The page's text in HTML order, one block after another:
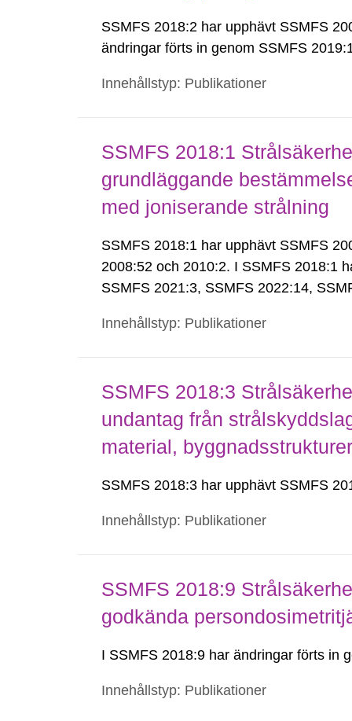
SSMFS 2018:2 har upphävt SSMFS
ändringar förts in genom SSMFS
Innehållstyp: Publikationer
SSMFS 2018:1
grundläggande
med joniserande strålning
SSMFS 2018:1 har upphävt SSMFS
2008:52 och 2010:2. I SSMFS 2018:1
SSMFS 2021:3, SSMFS 2022:14,
Innehållstyp: Publikationer
SSMFS 2018:3
undantag från
material,
SSMFS 2018:3 har upphävt SSMFS
Innehållstyp: Publikationer
SSMFS 2018:9
godkända
I SSMFS 2018:9 har ändringar förts in
Innehållstyp: Publikationer